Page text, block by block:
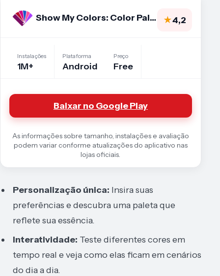
Show My Colors: Color Palettes ★4,2
Instalações
1M+
Plataforma
Android
Preço
Free
Baixar no Google Play
As informações sobre tamanho, instalações e avaliação
podem variar conforme atualizações do aplicativo nas
lojas oficiais.
Personalização única: Insira suas
preferências e descubra uma paleta que
reflete sua essência.
Interatividade: Teste diferentes cores em
tempo real e veja como elas ficam em cenários
do dia a dia.